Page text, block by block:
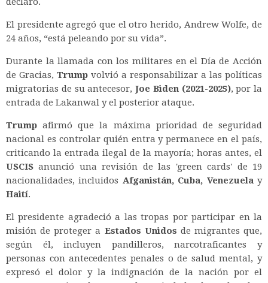
El presidente agregó que el otro herido, Andrew Wolfe, de
24 años, “está peleando por su vida”.
Durante la llamada con los militares en el Día de Acción
de Gracias, Trump volvió a responsabilizar a las políticas
migratorias de su antecesor, Joe Biden (2021-2025), por la
entrada de Lakanwal y el posterior ataque.
Trump afirmó que la máxima prioridad de seguridad
nacional es controlar quién entra y permanece en el país,
criticando la entrada ilegal de la mayoría; horas antes, el
USCIS anunció una revisión de las 'green cards' de 19
nacionalidades, incluidos Afganistán, Cuba, Venezuelay
Haití.
El presidente agradeció a las tropas por participar en la
misión de proteger a Estados Unidos de migrantes que,
según él, incluyen pandilleros, narcotraficantes y
personas con antecedentes penales o de salud mental, y
expresó el dolor y la indignación de la nación por el